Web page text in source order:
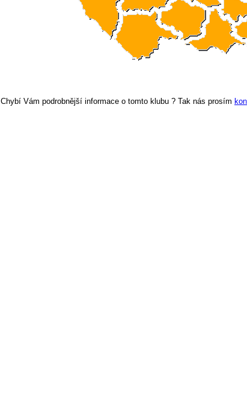
Chybí Vám podrobnější informace o tomto klubu ? Tak nás prosím